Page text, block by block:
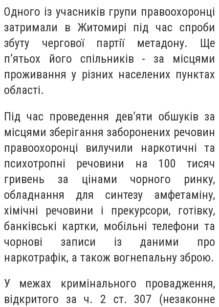
Одного із учасників групи правоохоронці
затримали в Житомирі під час спроби
збуту чергової партії метадону. Ще
п’ятьох його спільників - за місцями
проживання у різних населених пунктах
області.
Під час проведення дев’яти обшуків за
місцями зберігання заборонених речовин
правоохоронці вилучили наркотичні та
психотропні речовини на 100 тисяч
гривень за цінами чорного ринку,
обладнання для синтезу амфетаміну,
хімічні речовини і прекурсори, готівку,
банківські картки, мобільні телефони та
чорнові записи із даними про
наркотрафік, а також вогнепальну зброю.
У межах кримінального провадження,
відкритого за ч. 2 ст. 307 (незаконне